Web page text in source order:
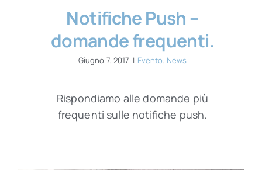
Notifiche Push –
domande frequenti.
Giugno 7, 2017 | Evento, News
Rispondiamo alle domande più
frequenti sulle notifiche push.